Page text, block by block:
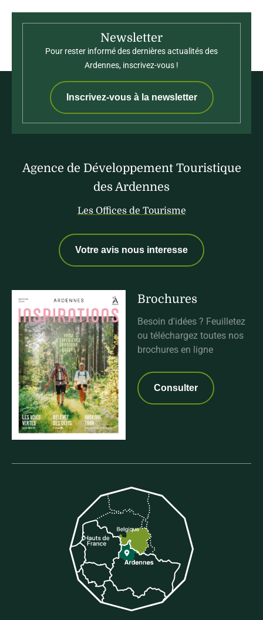
Newsletter
Pour rester informé des dernières actualités des
Ardennes, inscrivez-vous !
Inscrivez-vous à la newsletter
Agence de Développement Touristique
des Ardennes
Les Offices de Tourisme
Votre avis nous interesse
Brochures
Besoin d'idées ? Feuilletez
ou téléchargez toutes nos
brochures en ligne
Consulter